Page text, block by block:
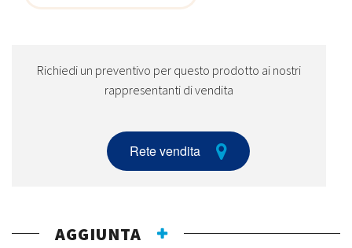
Richiedi un preventivo per questo prodotto ai nostri
rappresentanti di vendita
Rete vendita
AGGIUNTA